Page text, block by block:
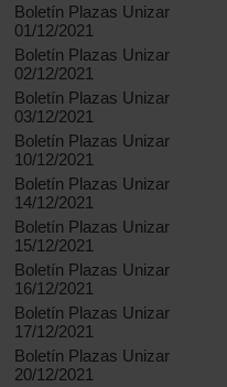
Boletín Plazas Unizar
01/12/2021
Boletín Plazas Unizar
02/12/2021
Boletín Plazas Unizar
03/12/2021
Boletín Plazas Unizar
10/12/2021
Boletín Plazas Unizar
14/12/2021
Boletín Plazas Unizar
15/12/2021
Boletín Plazas Unizar
16/12/2021
Boletín Plazas Unizar
17/12/2021
Boletín Plazas Unizar
20/12/2021